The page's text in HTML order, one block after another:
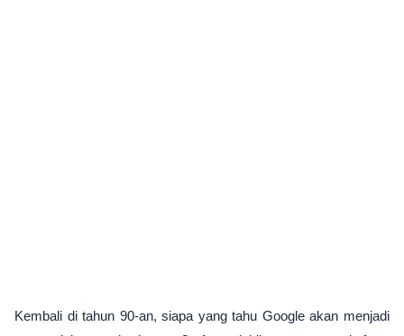
Kembali di tahun 90-an, siapa yang tahu Google akan menjadi